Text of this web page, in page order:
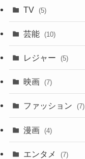
TV (5)
芸能 (10)
レジャー (5)
映画 (7)
ファッション (7)
漫画 (4)
エンタメ (7)